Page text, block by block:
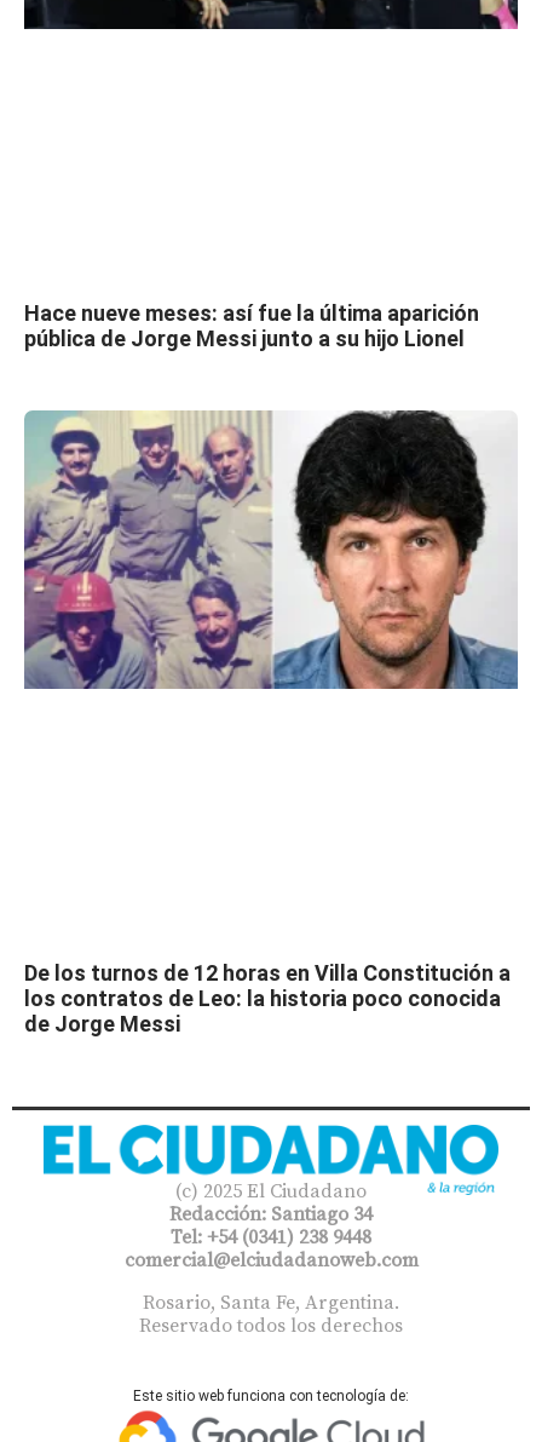
Hace nueve meses: así fue la última aparición
pública de Jorge Messi junto a su hijo Lionel
De los turnos de 12 horas en Villa Constitución a
los contratos de Leo: la historia poco conocida
de Jorge Messi
(c) 2025 El Ciudadano
Redacción: Santiago 34
Tel: +54 (0341) 238 9448
comercial@elciudadanoweb.com​
Rosario, Santa Fe, Argentina.
Reservado todos los derechos
Este sitio web funciona con tecnología de: